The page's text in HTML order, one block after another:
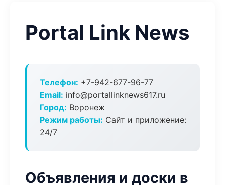
Portal Link News
Телефон: +7-942-677-96-77
Email: info@portallinknews617.ru
Город: Воронеж
Режим работы: Сайт и приложение:
24/7
Объявления и доски в